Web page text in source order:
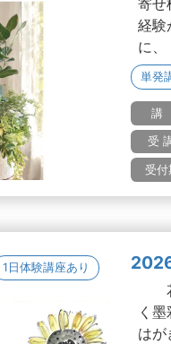
経験
に、
単発
講
受
受付
1日体験講座あり
花
く
は